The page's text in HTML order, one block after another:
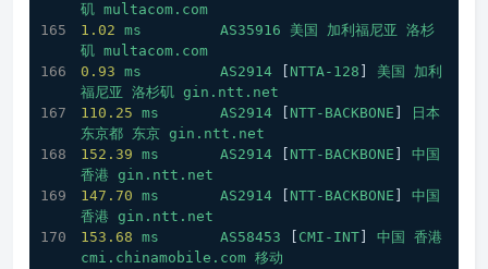
矶 multacom.com
1.02 ms AS35916 美国 加利福尼亚 洛杉
矶 multacom.com
0.93 ms AS2914 NTTA-128 美国
加利
福尼亚 洛杉矶 gin.ntt.net
110.25 ms AS2914 NTT-BACKBONE
日本
东京都 东京 gin.ntt.net
152.39 ms AS2914 NTT-BACKBONE
中国
香港 gin.ntt.net
147.70 ms AS2914 NTT-BACKBONE
中国
香港 gin.ntt.net
153.68 ms AS58453 CMI-INT 中国
香港
cmi.chinamobile.com 移动